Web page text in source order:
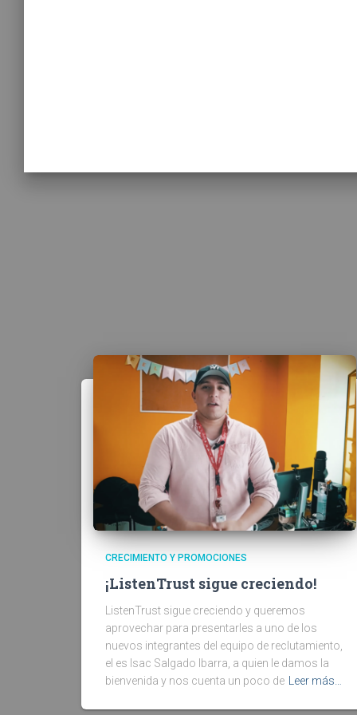
CRECIMIENTO Y PROMOCIONES
¡ListenTrust sigue creciendo!
ListenTrust sigue creciendo y queremos
aprovechar para presentarles a uno de los
nuevos integrantes del equipo de reclutamiento,
el es Isac Salgado Ibarra, a quien le damos la
bienvenida y nos cuenta un poco de
Leer más…